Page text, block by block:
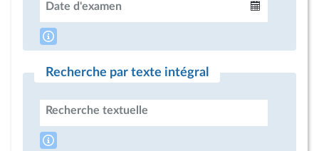
Date d'examen
Recherche par texte intégral
Recherche textuelle